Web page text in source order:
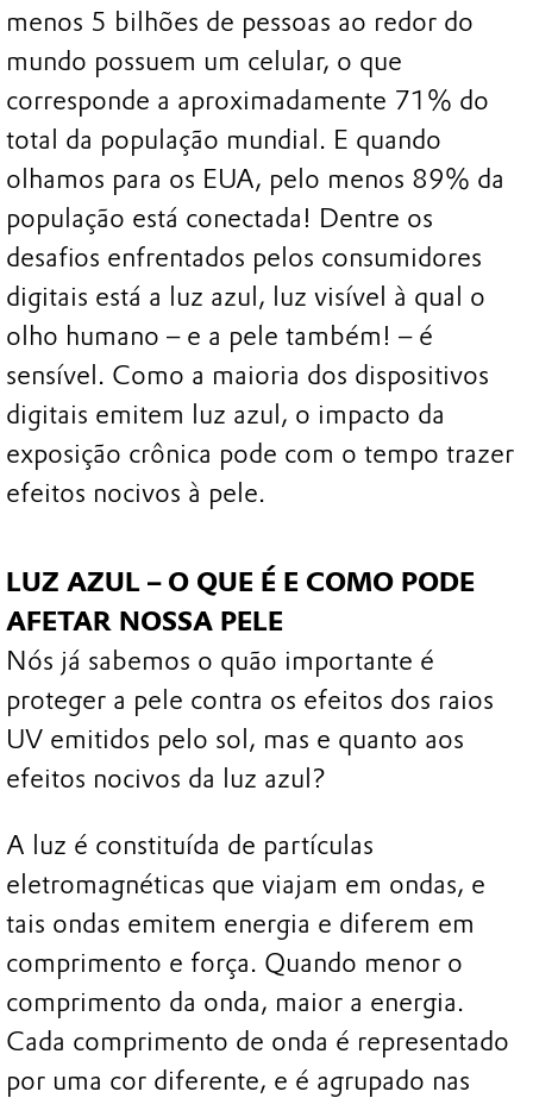
menos 5 bilhões de pessoas ao redor do
mundo possuem um celular, o que
corresponde a aproximadamente 71% do
total da população mundial. E quando
olhamos para os EUA, pelo menos 89% da
população está conectada! Dentre os
desafios enfrentados pelos consumidores
digitais está a luz azul, luz visível à qual o
olho humano – e a pele também! – é
sensível. Como a maioria dos dispositivos
digitais emitem luz azul, o impacto da
exposição crônica pode com o tempo trazer
efeitos nocivos à pele.
LUZ AZUL – O QUE É E COMO PODE
AFETAR NOSSA PELE
Nós já sabemos o quão importante é
proteger a pele contra os efeitos dos raios
UV emitidos pelo sol, mas e quanto aos
efeitos nocivos da luz azul?
A luz é constituída de partículas
eletromagnéticas que viajam em ondas, e
tais ondas emitem energia e diferem em
comprimento e força. Quando menor o
comprimento da onda, maior a energia.
Cada comprimento de onda é representado
por uma cor diferente, e é agrupado nas